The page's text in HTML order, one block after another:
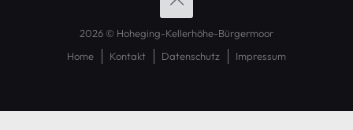
2026 © Hoheging-Kellerhöhe-Bürgermoor
Home
Kontakt Datenschutz Impressum